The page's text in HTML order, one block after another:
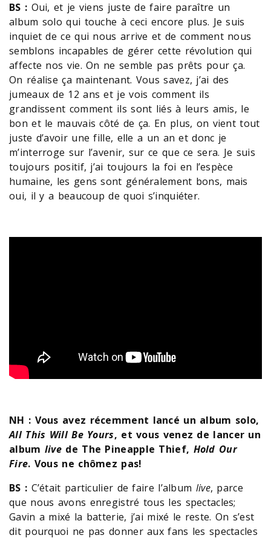
BS : Oui, et je viens juste de faire paraître un
album solo qui touche à ceci encore plus. Je suis
inquiet de ce qui nous arrive et de comment nous
semblons incapables de gérer cette révolution qui
affecte nos vie. On ne semble pas prêts pour ça.
On réalise ça maintenant. Vous savez, j’ai des
jumeaux de 12 ans et je vois comment ils
grandissent comment ils sont liés à leurs amis, le
bon et le mauvais côté de ça. En plus, on vient tout
juste d’avoir une fille, elle a un an et donc je
m’interroge sur l’avenir, sur ce que ce sera. Je suis
toujours positif, j’ai toujours la foi en l’espèce
humaine, les gens sont généralement bons, mais
oui, il y a beaucoup de quoi s’inquiéter.
NH : Vous avez récemment lancé un album solo,
All This Will Be Yours, et vous venez de lancer un
album live de The Pineapple Thief, Hold Our
Fire. Vous ne chômez pas!
BS : C’était particulier de faire l’album live, parce
que nous avons enregistré tous les spectacles;
Gavin a mixé la batterie, j’ai mixé le reste. On s’est
dit pourquoi ne pas donner aux fans les spectacles